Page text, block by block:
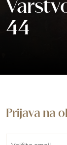
44
Prijava na